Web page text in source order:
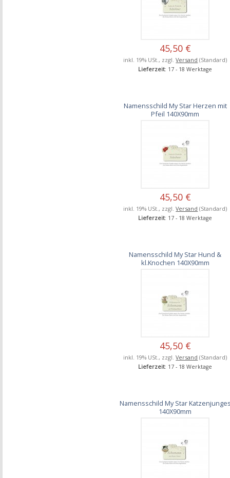
45,50 €
inkl. 19% USt., zzgl.Versand (Standard)
Lieferzeit: 17 - 18 Werktage
Namensschild My Star Herzen mit
Pfeil 140X90mm
45,50 €
inkl. 19% USt., zzgl.Versand (Standard)
Lieferzeit: 17 - 18 Werktage
Namensschild My Star Hund &
kl.Knochen 140X90mm
45,50 €
inkl. 19% USt., zzgl.Versand (Standard)
Lieferzeit: 17 - 18 Werktage
Namensschild My Star
140X90mm